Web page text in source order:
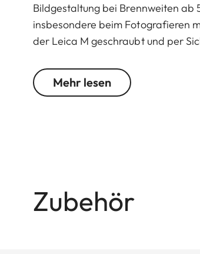
Bildgestaltung bei Brennweiten ab
insbesondere beim Fotografieren
der Leica M geschraubt und per
Für die Leica M10 + M11 ist die
Mehr lesen
Zubehör